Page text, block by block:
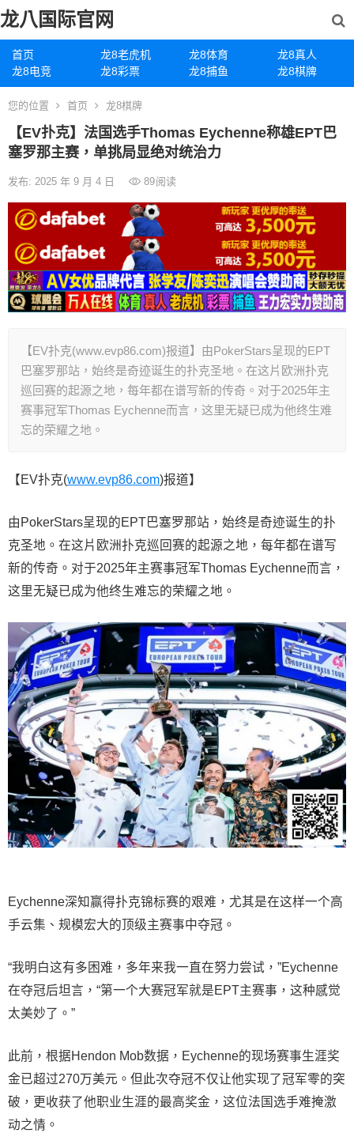
龙八国际官网
首页 龙8老虎机 龙8体育
龙8真人
龙8电竞
龙8彩票 龙8捕鱼 龙8棋牌
您的位置 首页 龙8棋牌
【EV扑克】法国选手Thomas Eychenne称雄EPT巴
塞罗那主赛，单挑局显绝对统治力
发布: 2025 年 9 月 4 日 89阅读
【EV扑克(www.evp86.com)报道】由PokerStars呈现的EPT
巴塞罗那站，始终是奇迹诞生的扑克圣地。在这片欧洲扑克
巡回赛的起源之地，每年都在谱写新的传奇。对于2025年主
赛事冠军Thomas Eychenne而言，这里无疑已成为他终生难
忘的荣耀之地。
【EV扑克(www.evp86.com)报道】
由PokerStars呈现的EPT巴塞罗那站，始终是奇迹诞生的扑
克圣地。在这片欧洲扑克巡回赛的起源之地，每年都在谱写
新的传奇。对于2025年主赛事冠军Thomas Eychenne而言，
这里无疑已成为他终生难忘的荣耀之地。
Eychenne深知赢得扑克锦标赛的艰难，尤其是在这样一个高
手云集、规模宏大的顶级主赛事中夺冠。
“我明白这有多困难，多年来我一直在努力尝试，”Eychenne
在夺冠后坦言，“第一个大赛冠军就是EPT主赛事，这种感觉
太美妙了。”
此前，根据Hendon Mob数据，Eychenne的现场赛事生涯奖
金已超过270万美元。但此次夺冠不仅让他实现了冠军零的突
破，更收获了他职业生涯的最高奖金，这位法国选手难掩激
动之情。